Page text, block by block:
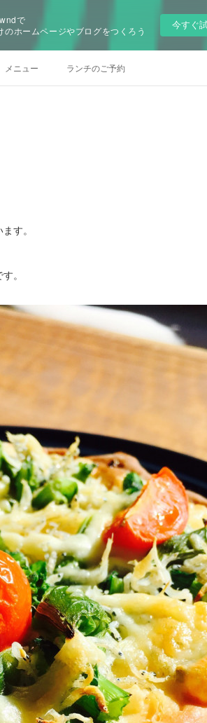
で
のホームページやブログをつくろう
今すぐ
メニュー ランチのご予約
す。
。